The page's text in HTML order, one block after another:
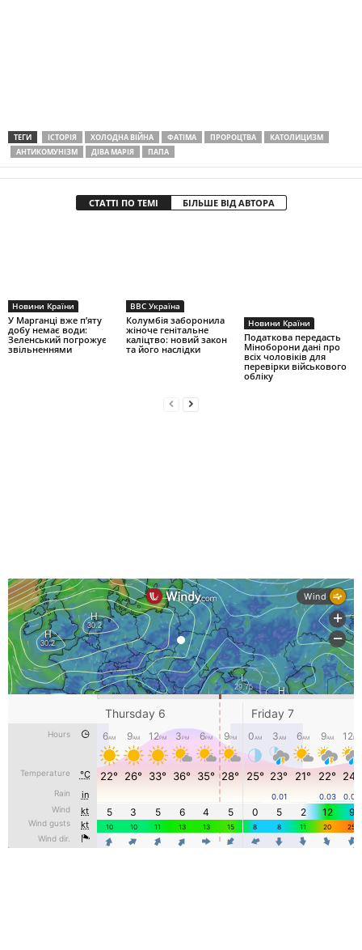
ТЕГИ ІСТОРІЯ ХОЛОДНА ВІЙНА ФАТІМА ПРОРОЦТВА
КАТОЛИЦИЗМ
АНТИКОМУНІЗМ
ДІВА МАРІЯ ПАПА
СТАТТІ ПО ТЕМІ БІЛЬШЕ ВІД АВТОРА
Новини Країни
У Марганці вже п’яту
добу немає води:
Зеленський погрожує
звільненнями
BBC Україна
Колумбія заборонила
жіноче генітальне
каліцтво: новий закон
та його наслідки
Новини Країни
Податкова передасть
Міноборони дані про
всіх чоловіків для
перевірки військового
обліку